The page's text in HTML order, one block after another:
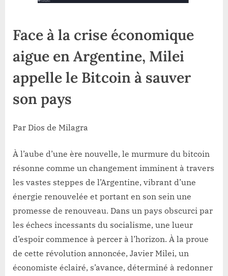
Bitcoin
à
sauver
son
pays
Face à la crise économique
aigue en Argentine, Milei
appelle le Bitcoin à sauver
son pays
Par Dios de Milagra
À l’aube d’une ère nouvelle, le murmure du bitcoin
résonne comme un changement imminent à travers
les vastes steppes de l’Argentine, vibrant d’une
énergie renouvelée et portant en son sein une
promesse de renouveau. Dans un pays obscurci par
les échecs incessants du socialisme, une lueur
d’espoir commence à percer à l’horizon. À la proue
de cette révolution annoncée, Javier Milei, un
économiste éclairé, s’avance, déterminé à redonner